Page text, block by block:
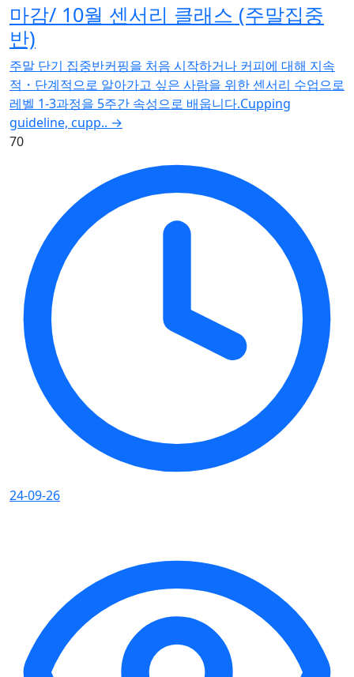
마감/ 10월 센서리 클래스 (주말집중
반)
주말 단기 집중반커핑을 처음 시작하거나 커피에 대해 지속
적・단계적으로 알아가고 싶은 사람을 위한 센서리 수업으로
레벨 1-3과정을 5주간 속성으로 배웁니다.Cupping
guideline, cupp.. →
70
24-09-26